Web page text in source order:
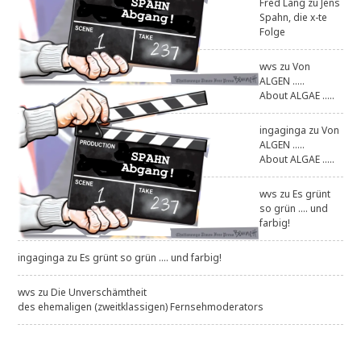
Spahn, die x-te
Folge
wvs zuVon
ALGEN .....
About ALGAE .....
ingaginga zuVon
ALGEN .....
About ALGAE .....
wvs zuEs grünt
so grün .... und
farbig!
ingaginga zuEs grünt so grün .... und farbig!
wvs zuDie Unverschämtheit
des ehemaligen (zweitklassigen) Fernsehmoderators